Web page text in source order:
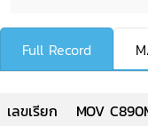
Full Record
เลขเรียก
MOV